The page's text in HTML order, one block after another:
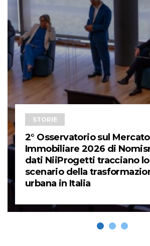
STORIE
2° Osservatorio sul Mercato
Immobiliare 2026 di
dati NiiProgetti tracciano lo
scenario della
urbana in Italia